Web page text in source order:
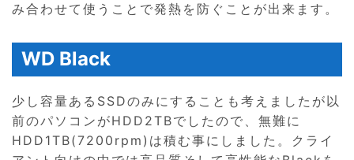
み合わせて使うことで発熱を防ぐことが出来ます。
WD Black
少し容量あるSSDのみにすることも考えましたが以
前のパソコンがHDD2TBでしたので、無難に
HDD1TB(7200rpm)は積む事にしました。クライ